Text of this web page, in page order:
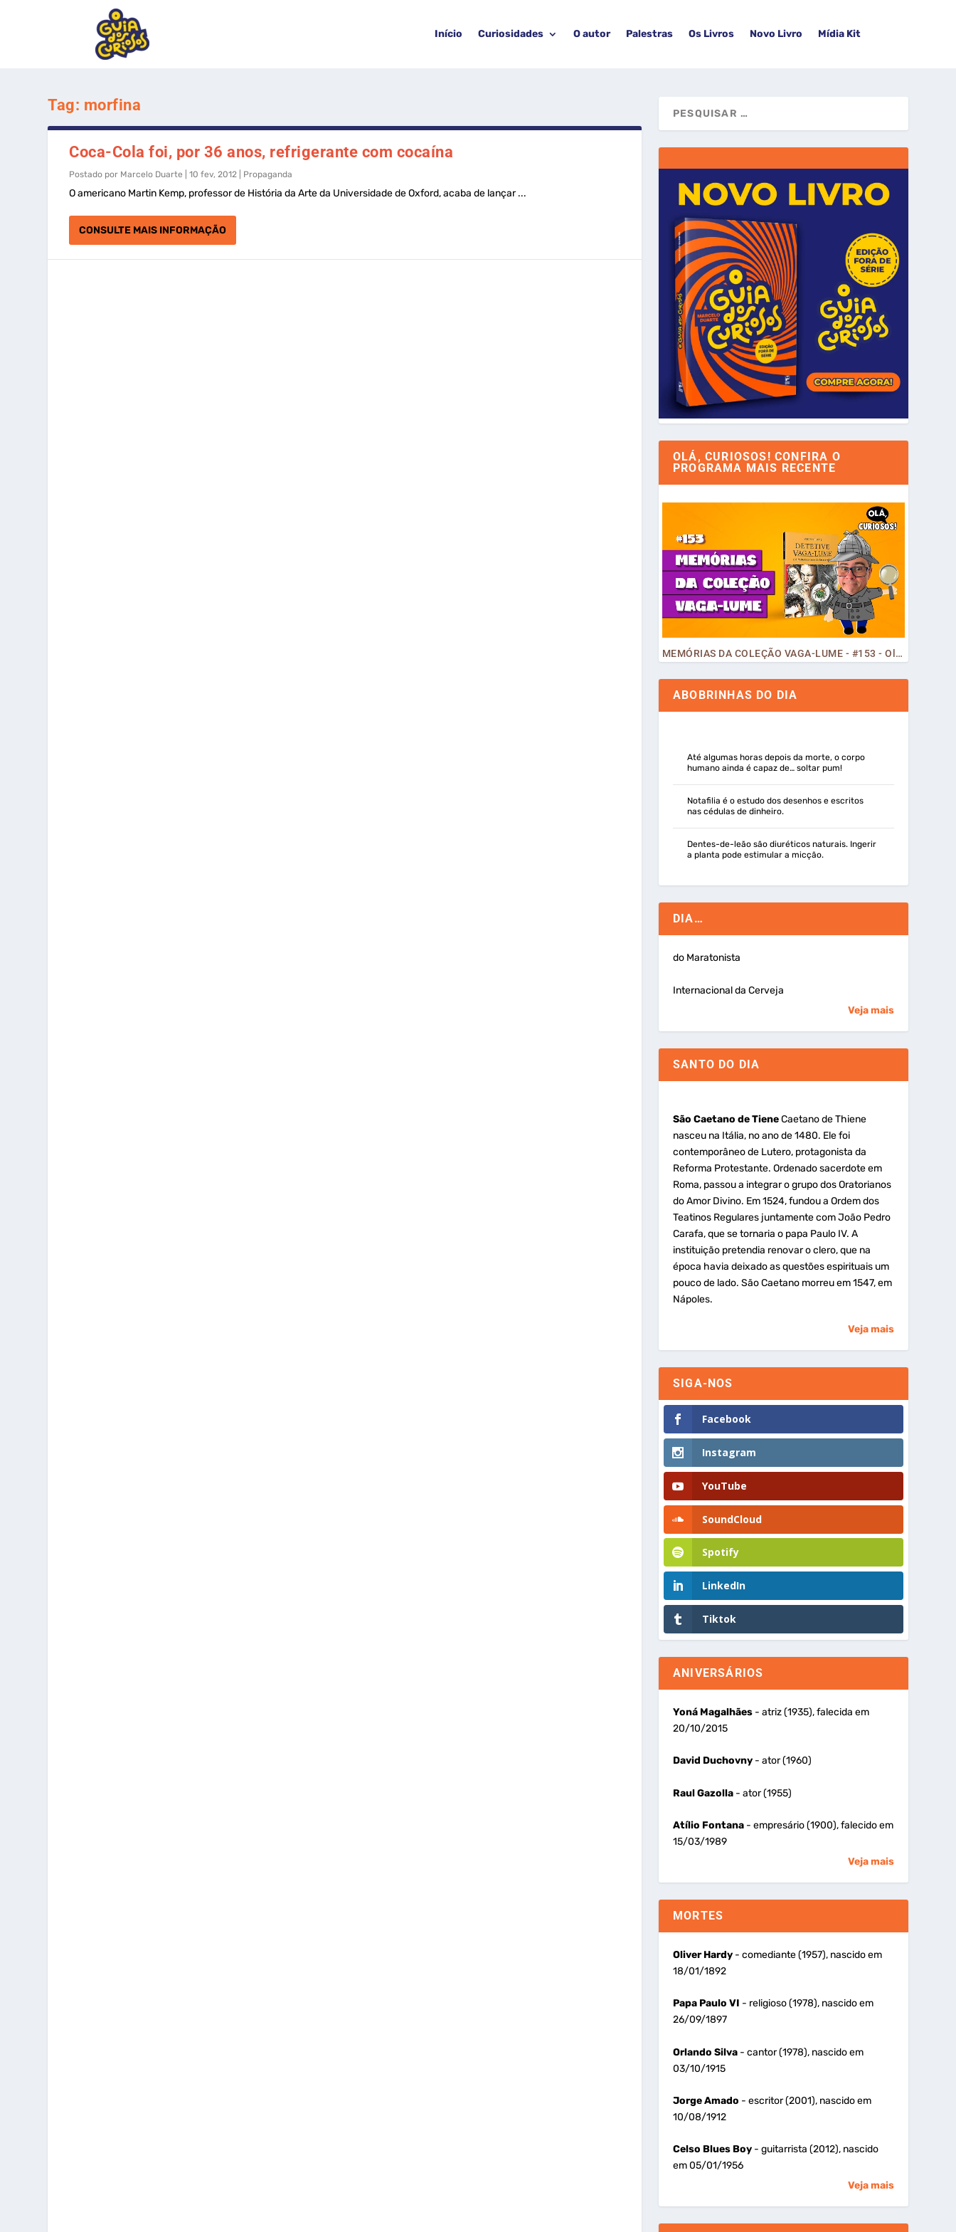
Início Curiosidades O autor Palestras Os Livros Novo Livro Mídia Kit
Tag: morfina
Coca-Cola foi, por 36 anos, refrigerante com cocaína
Postado por Marcelo Duarte |10 fev, 2012 Propaganda
O americano Martin Kemp, professor de História da Arte da Universidade de Oxford, acaba de lançar ...
CONSULTE MAIS INFORMAÇÃO
OLÁ, CURIOSOS! CONFIRA O
PROGRAMA MAIS RECENTE
MEMÓRIAS DA COLEÇÃO VAGA-LUME - #153 - Olá, Curiosos! 2023
ABOBRINHAS DO DIA
Até algumas horas depois da morte, o corpo
humano ainda é capaz de… soltar pum!
Notafilia é o estudo dos desenhos e escritos
nas cédulas de dinheiro.
Dentes-de-leão são diuréticos naturais. Ingerir
a planta pode estimular a micção.
DIA…
do Maratonista
Internacional da Cerveja
Veja mais
SANTO DO DIA
São Caetano de TieneCaetano de Thiene
nasceu na Itália, no ano de 1480. Ele foi
contemporâneo de Lutero, protagonista da
Reforma Protestante. Ordenado sacerdote em
Roma, passou a integrar o grupo dos Oratorianos
do Amor Divino. Em 1524, fundou a Ordem dos
Teatinos Regulares juntamente com João Pedro
Carafa, que se tornaria o papa Paulo IV. A
instituição pretendia renovar o clero, que na
época havia deixado as questões espirituais um
pouco de lado. São Caetano morreu em 1547, em
Nápoles.
Veja mais
SIGA-NOS
Facebook
Instagram
YouTube
SoundCloud
Spotify
LinkedIn
Tiktok
ANIVERSÁRIOS
Yoná Magalhães- atriz (1935), falecida em
20/10/2015
David Duchovny- ator (1960)
Raul Gazolla- ator (1955)
Atílio Fontana- empresário (1900), falecido em
15/03/1989
Veja mais
MORTES
Oliver Hardy- comediante (1957), nascido em
18/01/1892
Papa Paulo VI - religioso (1978), nascido em
26/09/1897
Orlando Silva- cantor (1978), nascido em
03/10/1915
Jorge Amado - escritor (2001), nascido em
10/08/1912
Celso Blues Boy- guitarrista (2012), nascido
em 05/01/1956
Veja mais